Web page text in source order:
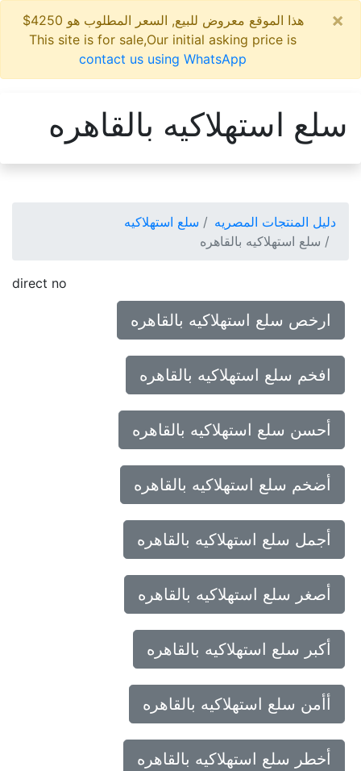
هذا الموقع معروض للبيع, السعر المطلوب هو 4250$
This site is for sale,Our initial asking price is
contact us using WhatsApp
سلع استهلاكيه بالقاهره
دليل المنتجات المصريه
سلع استهلاكيه
سلع استهلاكيه بالقاهره
direct no
ارخص سلع استهلاكيه بالقاهره
افخم سلع استهلاكيه بالقاهره
أحسن سلع استهلاكيه بالقاهره
أضخم سلع استهلاكيه بالقاهره
أجمل سلع استهلاكيه بالقاهره
أصغر سلع استهلاكيه بالقاهره
أكبر سلع استهلاكيه بالقاهره
أأمن سلع استهلاكيه بالقاهره
أخطر سلع استهلاكيه بالقاهره